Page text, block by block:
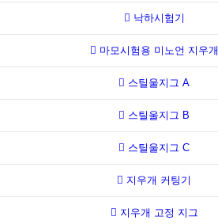
낙하시험기
마모시험용 미노언 지우개
스틸울지그 A
스틸울지그 B
스틸울지그 C
지우개 커팅기
지우개 고정 지그